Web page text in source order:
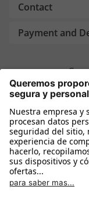
Contact
Payment and
Más tiendas
España